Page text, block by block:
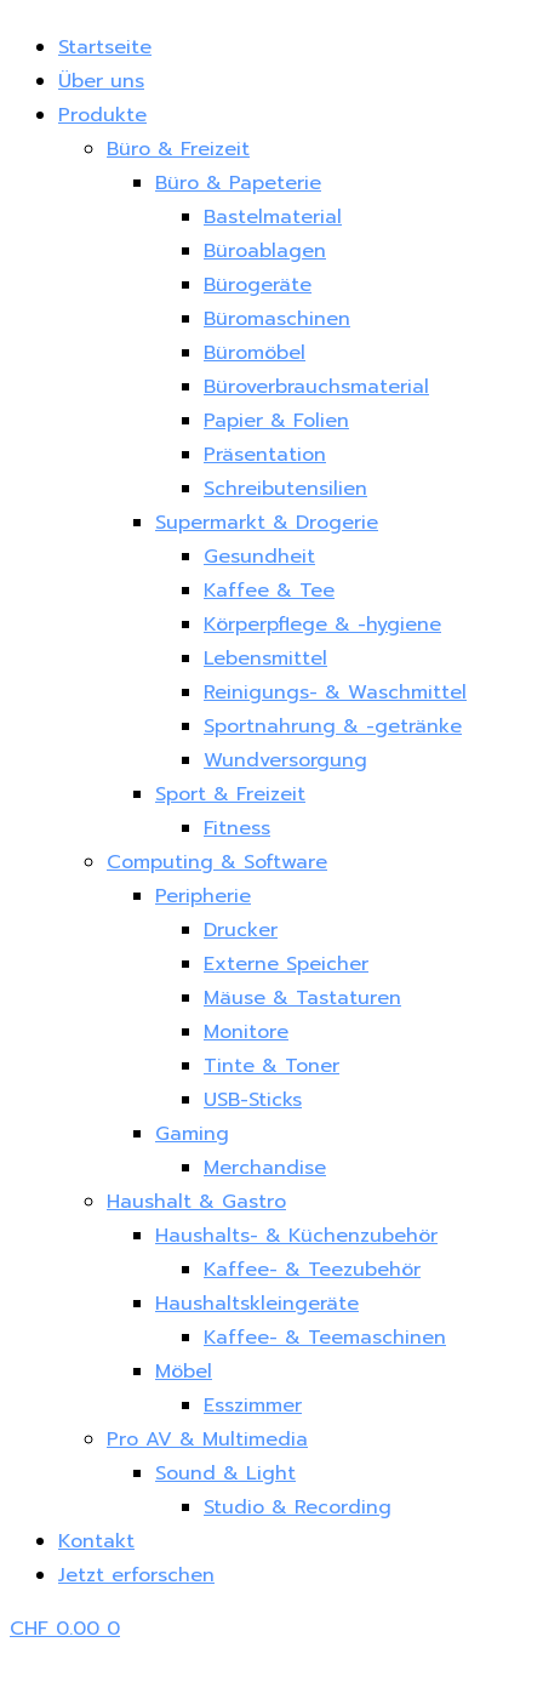
Startseite
Über uns
Produkte
Büro & Freizeit
Büro & Papeterie
Bastelmaterial
Büroablagen
Bürogeräte
Büromaschinen
Büromöbel
Büroverbrauchsmaterial
Papier & Folien
Präsentation
Schreibutensilien
Supermarkt & Drogerie
Gesundheit
Kaffee & Tee
Körperpflege & -hygiene
Lebensmittel
Reinigungs- & Waschmittel
Sportnahrung & -getränke
Wundversorgung
Sport & Freizeit
Fitness
Computing & Software
Peripherie
Drucker
Externe Speicher
Mäuse & Tastaturen
Monitore
Tinte & Toner
USB-Sticks
Gaming
Merchandise
Haushalt & Gastro
Haushalts- & Küchenzubehör
Kaffee- & Teezubehör
Haushaltskleingeräte
Kaffee- & Teemaschinen
Möbel
Esszimmer
Pro AV & Multimedia
Sound & Light
Studio & Recording
Kontakt
Jetzt erforschen
CHF0.00 0